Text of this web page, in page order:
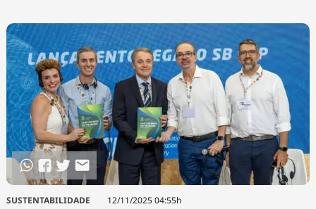
SUSTENTABILIDADE 12/11/2025 04:55h